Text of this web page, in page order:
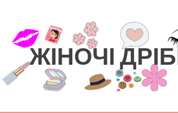
content
ЖІНОЧІ